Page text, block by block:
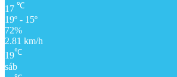
17 ℃
19º - 15º
72%
2.81 km/h
19℃
sáb